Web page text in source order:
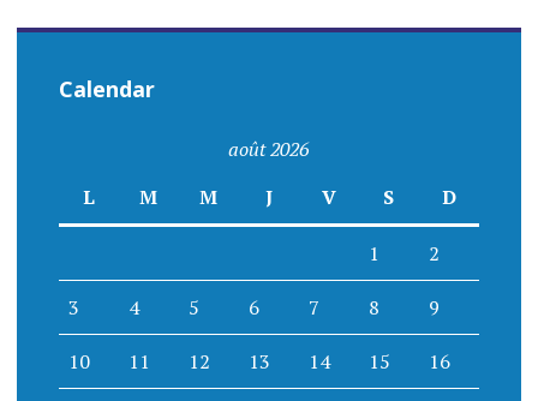
Calendar
août 2026
L
M M J V S D
1 2
3 4 5 6 7 8 9
10 11 12 13 14 15 16